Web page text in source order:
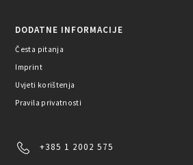
DODATNE INFORMACIJE
Česta pitanja
Imprint
Uvjeti korištenja
Pravila privatnosti
+385 1 2002 575